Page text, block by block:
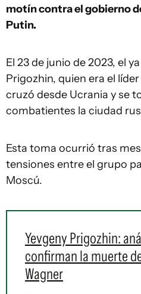
motín contra el gobierno
Putin.
El 23 de junio de 2023, el
Prigozhin, quien era el
cruzó desde Ucrania y se
combatientes la ciudad
Esta toma ocurrió tras
tensiones entre el grupo
Moscú.
Yevgeny Prigozhin:
confirman la muerte
Wagner